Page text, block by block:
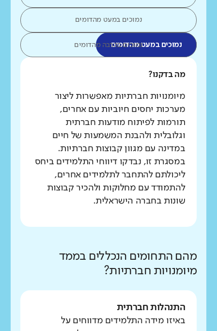
נמוכים במעט מהדומים
נמוכים במעט מהדומיםנמוכים בהרבה מהדומים
מה בדקנו?
מיומנויות חברתיות מאפשרות ליצור
מערכות יחסים חיוביות עם אחרים,
תורמות לפיתוח מודעות חברתית
וגלובלית ולהבנת המשמעות של חיים
במדינה עם מגוון קבוצות חברתיות.
במסגרת זו, נבדקו דיווחי התלמידים ביחס
ליכולתם להתחבר לתלמידים אחרים,
להתמודד עם מחלוקות ולהכיר קבוצות
שונות בחברה הישראלית.
מהם התחומים הנכללים בממד
מיומנויות חברתיות?
התנהלות חברתית
באיזו מידה התלמידים מדווחים על